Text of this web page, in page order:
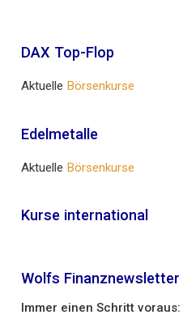
DAX Top-Flop
Aktuelle Börsenkurse
Edelmetalle
Aktuelle Börsenkurse
Kurse international
Wolfs Finanznewsletter
Immer einen Schritt voraus: